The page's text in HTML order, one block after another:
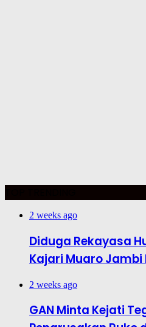
2 weeks ago
Diduga Rekayasa
Kajari Muaro Jambi
2 weeks ago
GAN Minta Kejati